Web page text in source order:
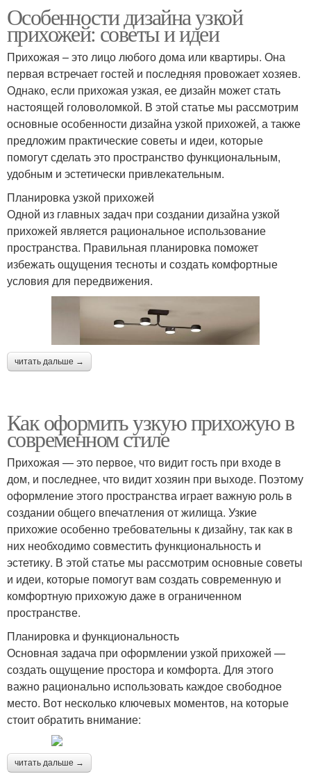
Особенности дизайна узкой
прихожей: советы и идеи
Прихожая – это лицо любого дома или квартиры. Она
первая встречает гостей и последняя провожает хозяев.
Однако, если прихожая узкая, ее дизайн может стать
настоящей головоломкой. В этой статье мы рассмотрим
основные особенности дизайна узкой прихожей, а также
предложим практические советы и идеи, которые
помогут сделать это пространство функциональным,
удобным и эстетически привлекательным.
Планировка узкой прихожей
Одной из главных задач при создании дизайна узкой
прихожей является рациональное использование
пространства. Правильная планировка поможет
избежать ощущения тесноты и создать комфортные
условия для передвижения.
читать дальше →
Как оформить узкую прихожую в
современном стиле
Прихожая — это первое, что видит гость при входе в
дом, и последнее, что видит хозяин при выходе. Поэтому
оформление этого пространства играет важную роль в
создании общего впечатления от жилища. Узкие
прихожие особенно требовательны к дизайну, так как в
них необходимо совместить функциональность и
эстетику. В этой статье мы рассмотрим основные советы
и идеи, которые помогут вам создать современную и
комфортную прихожую даже в ограниченном
пространстве.
Планировка и функциональность
Основная задача при оформлении узкой прихожей —
создать ощущение простора и комфорта. Для этого
важно рационально использовать каждое свободное
место. Вот несколько ключевых моментов, на которые
стоит обратить внимание:
читать дальше →